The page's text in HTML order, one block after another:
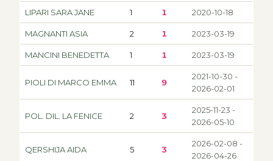
LIPARI SARA JANE 1 1 2020-10-18
MAGNANTI ASIA 2 1 2023-03-19
MANCINI BENEDETTA 1 1 2023-03-19
PIOLI DI MARCO EMMA 11 9
2021-10-30 -
2026-02-01
POL. DIL. LA FENICE 2 3
2025-11-23 -
2026-05-10
QERSHIJA AIDA 5 3
2026-02-08 -
2026-04-26